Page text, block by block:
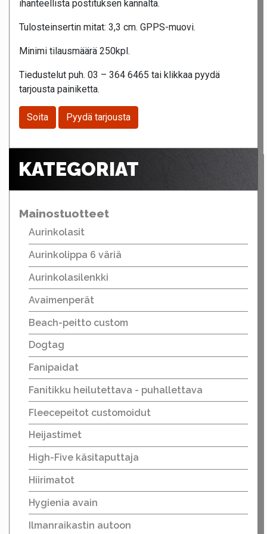
ihanteellista postituksen kannalta.
Tulosteinsertin mitat: 3,3 cm. GPPS-muovi.
Minimi tilausmäärä 250kpl.
Tiedustelut puh. 03 – 364 6465 tai klikkaa pyydä
tarjousta painiketta.
Soita Pyydä tarjousta
KATEGORIAT
Mainostuotteet
Aurinkolasit
Aurinkolippa 6 väriä
Aurinkolasilenkki
Avaimenperät
Beach-peitto custom
Dogtag
Fanipaidat
Fanitikku heilutettava - puhallettava
Fleecepeitot customoidut
Heijastimet
High-Five käsitaputtaja
Hiirimatot
Hygienia avain
Ilmanraikastin autoon